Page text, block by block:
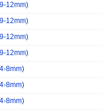
12mm)
12mm)
12mm)
12mm)
8mm)
8mm)
8mm)